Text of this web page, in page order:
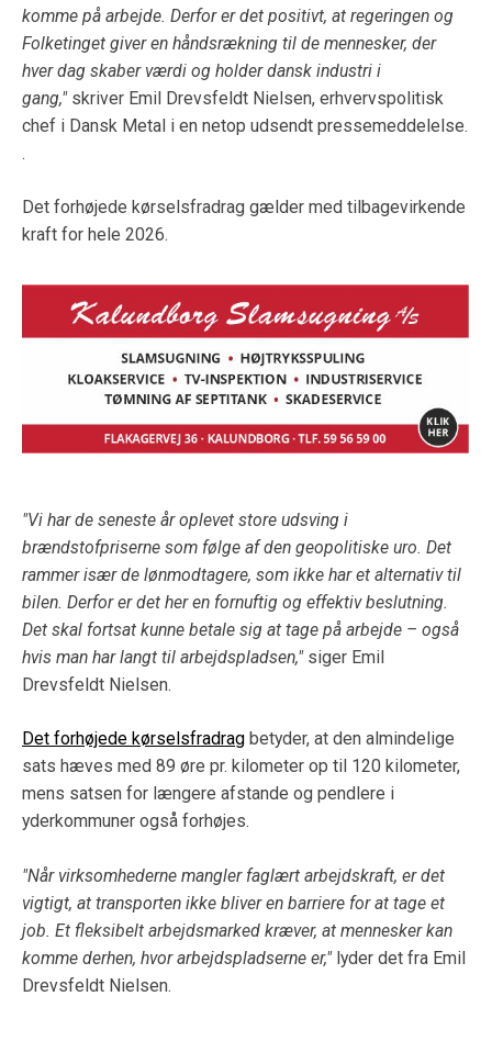
komme på arbejde. Derfor er det positivt, at regeringen og
Folketinget giver en håndsrækning til de mennesker, der
hver dag skaber værdi og holder dansk industri i
gang," skriver Emil Drevsfeldt Nielsen, erhvervspolitisk
chef i Dansk Metal i en netop udsendt pressemeddelelse.
.
Det forhøjede kørselsfradrag gælder med tilbagevirkende
kraft for hele 2026.
"Vi har de seneste år oplevet store udsving i
brændstofpriserne som følge af den geopolitiske uro. Det
rammer især de lønmodtagere, som ikke har et alternativ til
bilen. Derfor er det her en fornuftig og effektiv beslutning.
Det skal fortsat kunne betale sig at tage på arbejde – også
hvis man har langt til arbejdspladsen,"siger Emil
Drevsfeldt Nielsen.
Det forhøjede kørselsfradrag betyder, at den almindelige
sats hæves med 89 øre pr. kilometer op til 120 kilometer,
mens satsen for længere afstande og pendlere i
yderkommuner også forhøjes.
"Når virksomhederne mangler faglært arbejdskraft, er det
vigtigt, at transporten ikke bliver en barriere for at tage et
job. Et fleksibelt arbejdsmarked kræver, at mennesker kan
komme derhen, hvor arbejdspladserne er,"lyder det fra Emil
Drevsfeldt Nielsen.